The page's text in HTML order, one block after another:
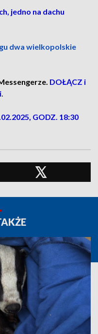
jedno na dachu
dwa wielkopolskie
DOŁĄCZ i
.
GODZ. 18:30